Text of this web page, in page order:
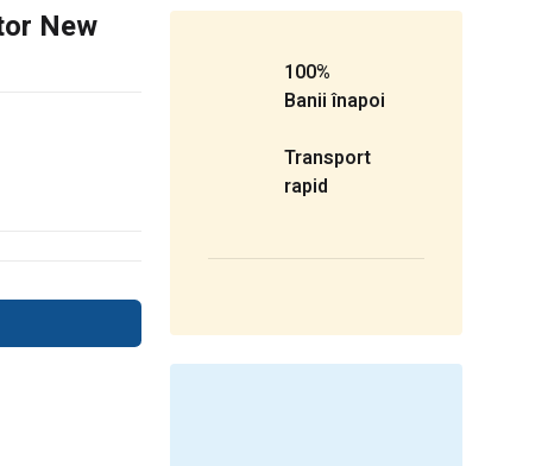
New
100%
Banii înapoi
Transport
rapid